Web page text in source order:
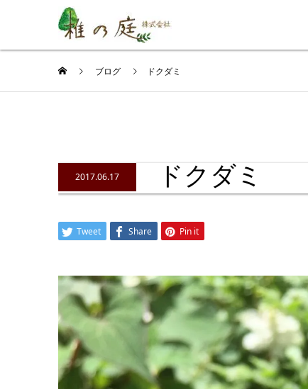
ブログ ドクダミ
2017.06.17 ドクダミ
Tweet Share Pin it